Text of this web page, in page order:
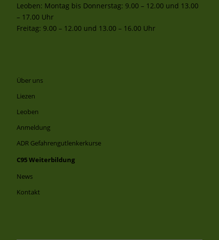
Leoben: Montag bis Donnerstag: 9.00 – 12.00 und 13.00
– 17.00 Uhr
Freitag: 9.00 – 12.00 und 13.00 – 16.00 Uhr
Über uns
Liezen
Leoben
Anmeldung
ADR Gefahrengutlenkerkurse
C95 Weiterbildung
News
Kontakt